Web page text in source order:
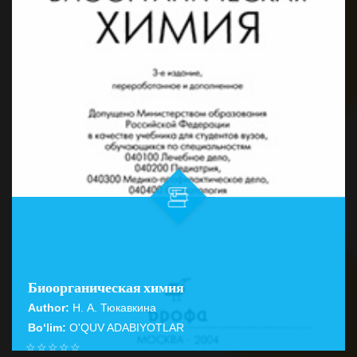
Биоорганическая химия
Author: Н. А. Тюкавкина
Bo‘lim: O'QUV ADABIYOTLAR
☆
☆
☆
☆
☆